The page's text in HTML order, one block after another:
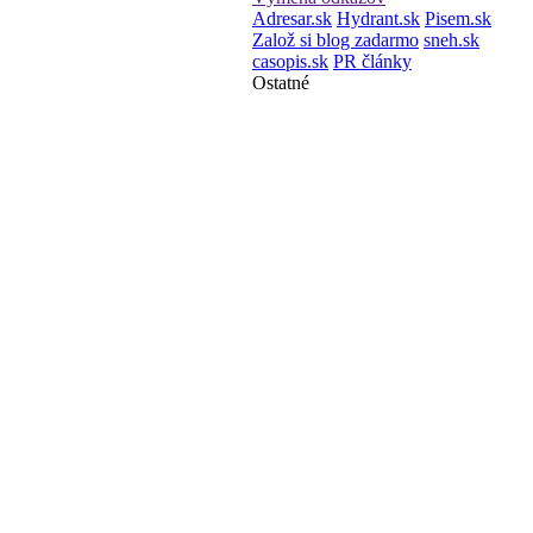
Adresar.sk Hydrant.sk Pisem.sk
Založ si blog zadarmo sneh.sk
casopis.sk PR články
Ostatné